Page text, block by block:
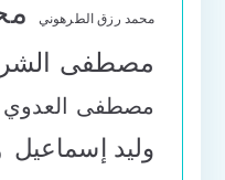
محمد رزق الطرهوني
مصطفى
مصطفى العدوي
وليد إسماعيل